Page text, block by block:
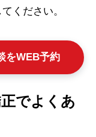
ください。
をWEB予約
でよくあ